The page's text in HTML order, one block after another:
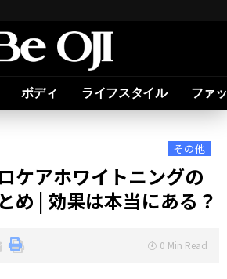
ボディ ライフスタイル ファ
その他
ケアホワイトニングの
め | 効果は本当にある？
0 Min Read